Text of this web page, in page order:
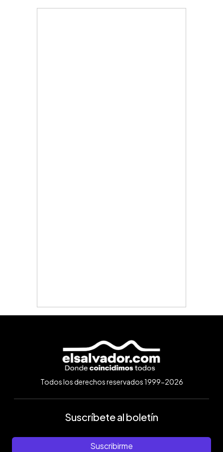
Todos los derechos reservados 1999-2026
Suscríbete al boletín
Suscribirme